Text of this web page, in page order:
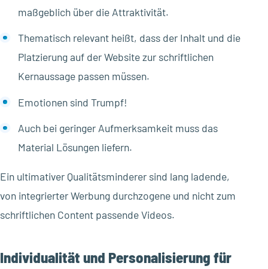
maßgeblich über die Attraktivität.
Thematisch relevant heißt, dass der Inhalt und die
Platzierung auf der Website zur schriftlichen
Kernaussage passen müssen.
Emotionen sind Trumpf!
Auch bei geringer Aufmerksamkeit muss das
Material Lösungen liefern.
Ein ultimativer Qualitätsminderer sind lang ladende,
von integrierter Werbung durchzogene und nicht zum
schriftlichen Content passende Videos.
Individualität und Personalisierung für